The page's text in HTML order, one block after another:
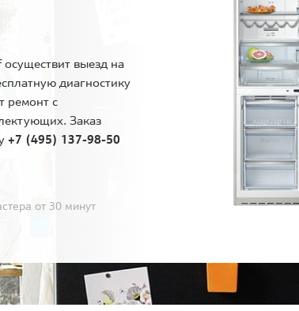
выезд на
диагностику
ремонт с
Заказ
+7 (495) 137-98-50
от 30 минут